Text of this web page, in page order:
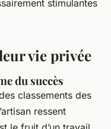
stimulantes
vie privée
du succès
classements des
ressent